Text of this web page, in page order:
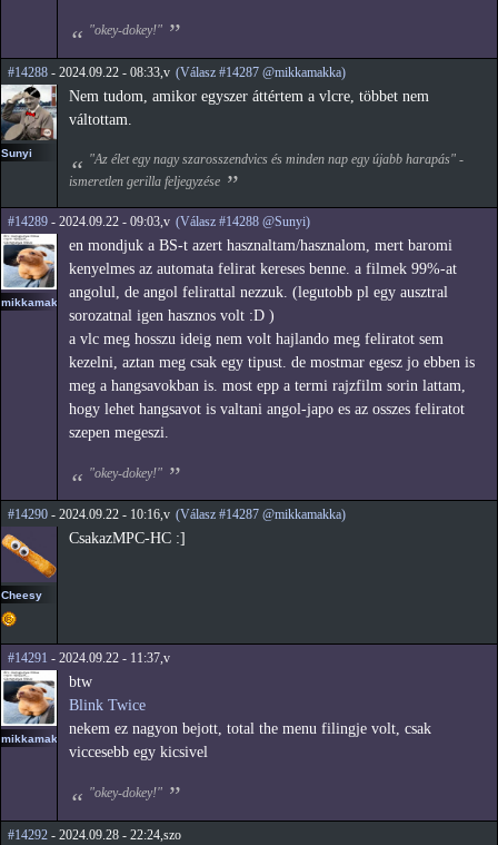
"okey-dokey!"
#14288 - 2024.09.22 - 08:33,v (Válasz #14287 @mikkamakka)
Sunyi
Nem tudom, amikor egyszer áttértem a vlcre, többet nem
váltottam.
"Az élet egy nagy szarosszendvics és minden nap egy újabb harapás" -
ismeretlen gerilla feljegyzése
#14289 - 2024.09.22 - 09:03,v (Válasz #14288 @Sunyi)
mikkamakka
en mondjuk a BS-t azert hasznaltam/hasznalom, mert baromi
kenyelmes az automata felirat kereses benne. a filmek 99%-at
angolul, de angol felirattal nezzuk. (legutobb pl egy ausztral
sorozatnal igen hasznos volt :D )
a vlc meg hosszu ideig nem volt hajlando meg feliratot sem
kezelni, aztan meg csak egy tipust. de mostmar egesz jo ebben is
meg a hangsavokban is. most epp a termi rajzfilm sorin lattam,
hogy lehet hangsavot is valtani angol-japo es az osszes feliratot
szepen megeszi.
"okey-dokey!"
#14290 - 2024.09.22 - 10:16,v (Válasz #14287 @mikkamakka)
Cheesy
CsakazMPC-HC :]
#14291 - 2024.09.22 - 11:37,v
mikkamakka
btw
Blink Twice
nekem ez nagyon bejott, total the menu filingje volt, csak
viccesebb egy kicsivel
"okey-dokey!"
#14292 - 2024.09.28 - 22:24,szo